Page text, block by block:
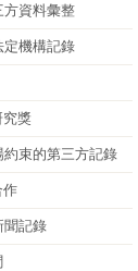
方資料彙整
定機構記錄
究獎
束的第三方記錄
作
聞記錄